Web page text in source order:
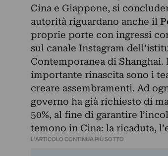
Cina e Giappone, si
autorità riguardano anche il
proprie porte con ingressi
sul canale Instagram
Contemporanea di
importante rinascita sono i
creare assembramenti. Ad
governo ha già richiesto di
50%, al fine di garantire
temono in Cina: la ricaduta,
L'ARTICOLO CONTINUA PIÙ SOTTO